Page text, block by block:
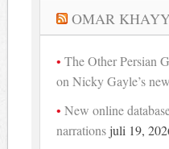
OMAR
The Other Persian
on Nicky Gayle’s
New online
narrations juli 19,